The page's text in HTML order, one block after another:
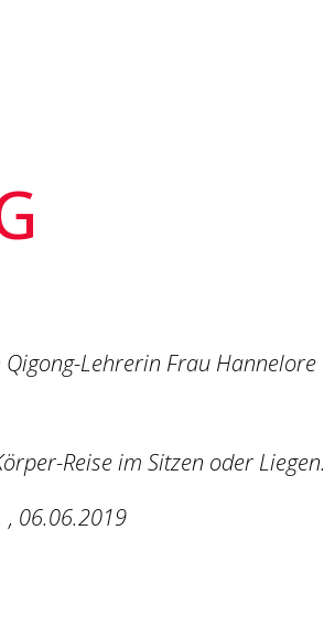
Lehrerin Frau Hannelore
Reise im Sitzen oder Liegen.
, 06.06.2019